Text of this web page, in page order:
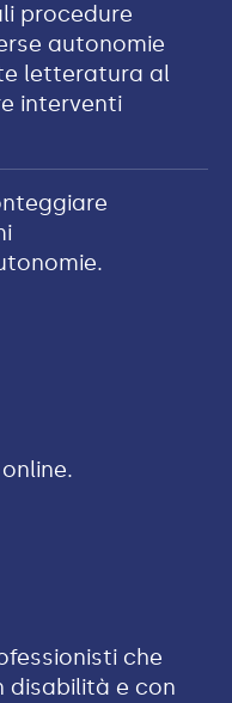
procedure
autonomie
letteratura al
interventi
che
disabilità e con